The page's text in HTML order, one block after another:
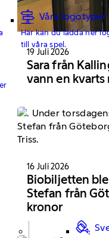
Våra logotyper
Här kan du ladda ner
till våra spel.
19 Juli 2026
Sara från
vann en kvarts
16 Juli 2026
Biobiljetten
Stefan från
kronor